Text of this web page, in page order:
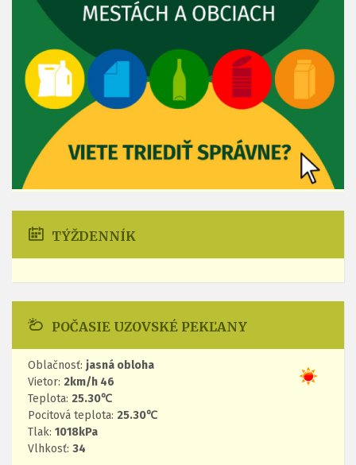
TÝŽDENNÍK
POČASIE UZOVSKÉ PEKĽANY
Oblačnosť: jasná obloha
Vietor: 2km/h 46
Teplota: 25.30℃
Pocitová teplota: 25.30℃
Tlak: 1018kPa
Vlhkosť: 34